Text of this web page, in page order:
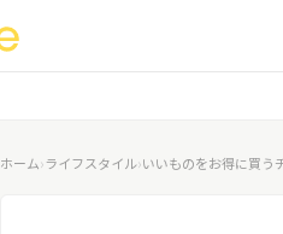
ホーム›ライフスタイル›いいものをお得に買